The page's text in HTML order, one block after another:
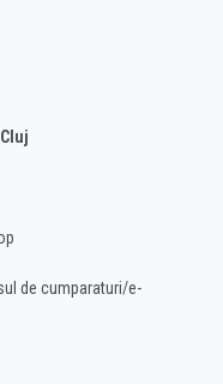
de cumparaturi/e-